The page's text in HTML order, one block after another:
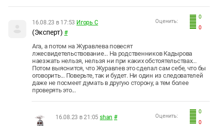
0
0
Оценить:
16.08.23 в 17:53 Игорь С
(Эксперт) #
Ага, а потом на Журавлева повесят
лжесвидетельствование... На родственников Кадырова
наезжать нельзя, нельзя ни при каких обстоятельствах...
Потом выяснится, что Журавлев это сделал сам себе, что бы
оговорить... Поверьте, так и будет. Ни один из следователей
даже не посмеет думать в другую сторону, а тем более
проверять это...
0
0
Оценить:
16.08.23 в 21:05 shan #